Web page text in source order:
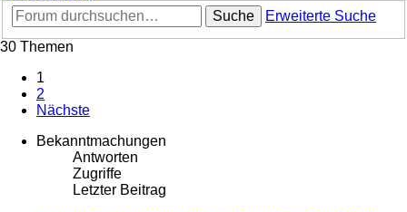
Suche
Erweiterte Suche
30 Themen
1
2
Nächste
Bekanntmachungen
Antworten
Zugriffe
Letzter Beitrag